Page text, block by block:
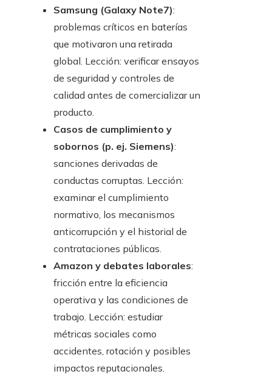
Samsung (Galaxy Note7):
problemas críticos en baterías
que motivaron una retirada
global. Lección: verificar ensayos
de seguridad y controles de
calidad antes de comercializar un
producto.
Casos de cumplimiento y
sobornos (p. ej. Siemens):
sanciones derivadas de
conductas corruptas. Lección:
examinar el cumplimiento
normativo, los mecanismos
anticorrupción y el historial de
contrataciones públicas.
Amazon y debates laborales:
fricción entre la eficiencia
operativa y las condiciones de
trabajo. Lección: estudiar
métricas sociales como
accidentes, rotación y posibles
impactos reputacionales.